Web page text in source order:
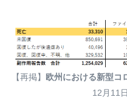
【再掲】 欧州における新型コ
12月11